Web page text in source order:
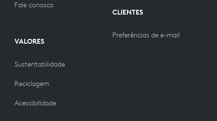
Fale conosco
VALORES
Sustentabilidade
Reciclagem
Acessibilidade
CLIENTES
Preferências de e-mail